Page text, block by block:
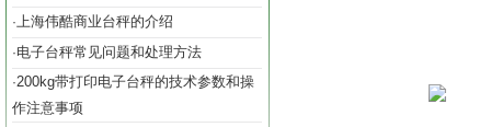
·上海伟酷商业台秤的介绍
·电子台秤常见问题和处理方法
·200kg带打印电子台秤的技术参数和操
作注意事项